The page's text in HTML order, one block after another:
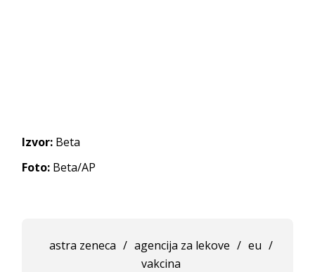
Izvor: Beta
Foto: Beta/AP
astra zeneca / agencija za lekove / eu /
vakcina